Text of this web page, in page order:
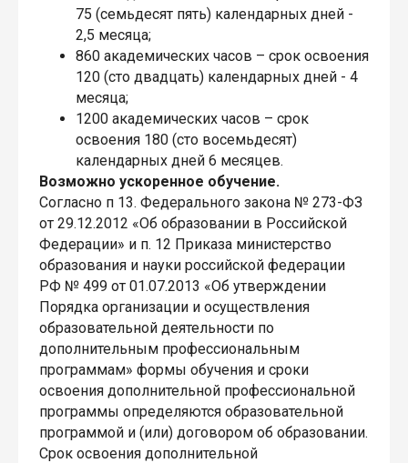
75 (семьдесят пять) календарных дней -
2,5 месяца;
860 академических часов – срок освоения
120 (сто двадцать) календарных дней - 4
месяца;
1200 академических часов – срок
освоения 180 (сто восемьдесят)
календарных дней 6 месяцев.
Возможно ускоренное обучение.
Согласно п 13. Федерального закона № 273-ФЗ
от 29.12.2012 «Об образовании в Российской
Федерации» и п. 12 Приказа министерство
образования и науки российской федерации
РФ № 499 от 01.07.2013 «Об утверждении
Порядка организации и осуществления
образовательной деятельности по
дополнительным профессиональным
программам» формы обучения и сроки
освоения дополнительной профессиональной
программы определяются образовательной
программой и (или) договором об образовании.
Срок освоения дополнительной